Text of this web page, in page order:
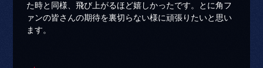
た時と同様、飛び上がるほど嬉しかったです。とに角フ
ァンの皆さんの期待を裏切らない様に頑張りたいと思い
ます。